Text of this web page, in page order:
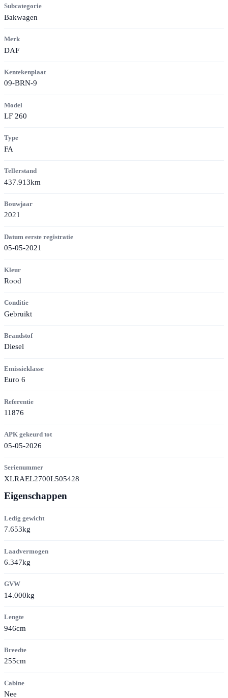
Subcategorie
Bakwagen
Merk
DAF
Kentekenplaat
09-BRN-9
Model
LF 260
Type
FA
Tellerstand
437.913km
Bouwjaar
2021
Datum eerste registratie
05-05-2021
Kleur
Rood
Conditie
Gebruikt
Brandstof
Diesel
Emissieklasse
Euro 6
Referentie
11876
APK gekeurd tot
05-05-2026
Serienummer
XLRAEL2700L505428
Eigenschappen
Ledig gewicht
7.653kg
Laadvermogen
6.347kg
GVW
14.000kg
Lengte
946cm
Breedte
255cm
Cabine
Nee